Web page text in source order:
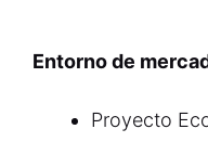
Entorno de
Proyecto